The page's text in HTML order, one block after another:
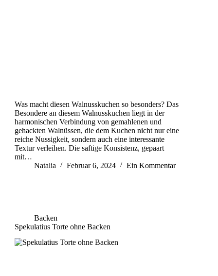
Was macht diesen Walnusskuchen so besonders? Das
Besondere an diesem Walnusskuchen liegt in der
harmonischen Verbindung von gemahlenen und
gehackten Walnüssen, die dem Kuchen nicht nur eine
reiche Nussigkeit, sondern auch eine interessante
Textur verleihen. Die saftige Konsistenz, gepaart
mit…
Natalia
Februar 6, 2024 Ein Kommentar
Backen
Spekulatius Torte ohne Backen